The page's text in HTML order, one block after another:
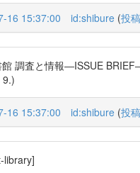
16 15:37:00 id:shibure (投
館 調査と情報―ISSUE
16 15:37:00 id:shibure (投
library]